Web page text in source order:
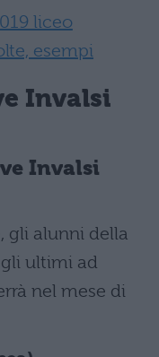
liceo
esempi
Invalsi
Invalsi
gli alunni della
ultimi ad
nel mese di